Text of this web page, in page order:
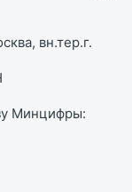
вн.тер.г.
Минцифры: